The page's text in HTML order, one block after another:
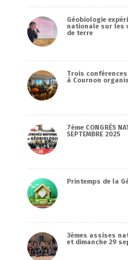
Géobiologie
nationale sur les
de terre
Trois conférences
à Cournon
7ème CONGRÈS
SEPTEMBRE 2025
Printemps de la
3èmes assises
et dimanche 29